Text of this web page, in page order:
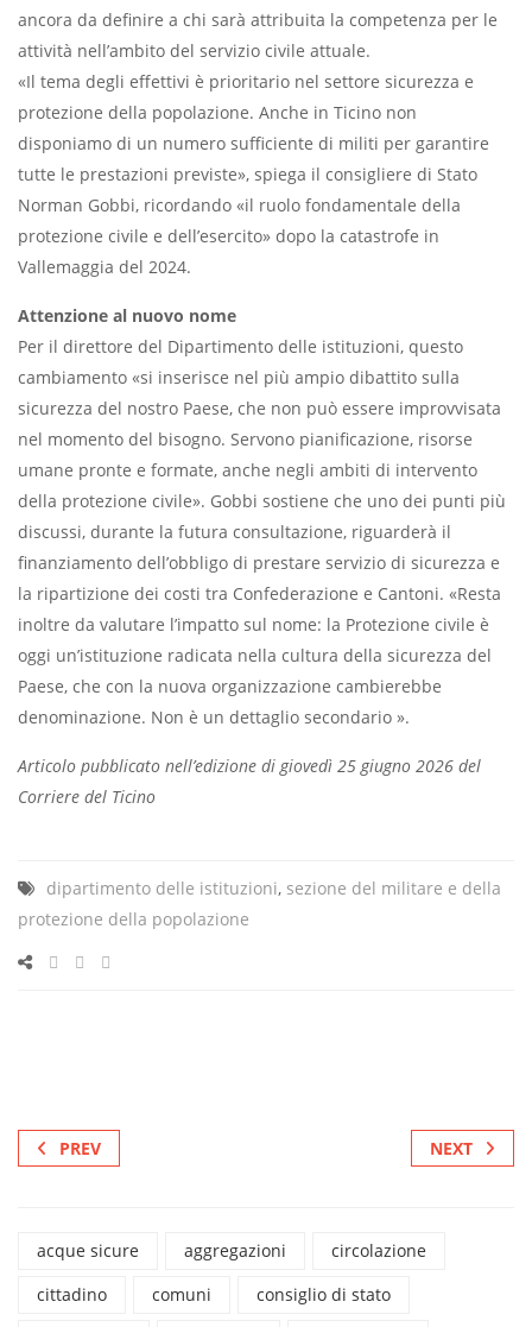
ancora da definire a chi sarà attribuita la competenza per le
attività nell’ambito del servizio civile attuale.
«Il tema degli effettivi è prioritario nel settore sicurezza e
protezione della popolazione. Anche in Ticino non
disponiamo di un numero sufficiente di militi per garantire
tutte le prestazioni previste», spiega il consigliere di Stato
Norman Gobbi, ricordando «il ruolo fondamentale della
protezione civile e dell’esercito» dopo la catastrofe in
Vallemaggia del 2024.
Attenzione al nuovo nome
Per il direttore del Dipartimento delle istituzioni, questo
cambiamento «si inserisce nel più ampio dibattito sulla
sicurezza del nostro Paese, che non può essere improvvisata
nel momento del bisogno. Servono pianificazione, risorse
umane pronte e formate, anche negli ambiti di intervento
della protezione civile». Gobbi sostiene che uno dei punti più
discussi, durante la futura consultazione, riguarderà il
finanziamento dell’obbligo di prestare servizio di sicurezza e
la ripartizione dei costi tra Confederazione e Cantoni. «Resta
inoltre da valutare l’impatto sul nome: la Protezione civile è
oggi un’istituzione radicata nella cultura della sicurezza del
Paese, che con la nuova organizzazione cambierebbe
denominazione. Non è un dettaglio secondario ».
Articolo pubblicato nell’edizione di giovedì 25 giugno 2026 del
Corriere del Ticino
dipartimento delle istituzioni, sezione del militare e della
protezione della popolazione
PREV NEXT
acque sicure aggregazioni
circolazione
cittadino
comuni
consiglio di stato